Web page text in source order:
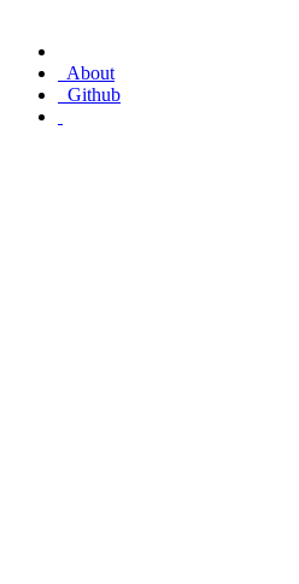
About
Github